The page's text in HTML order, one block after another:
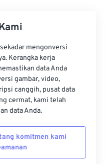
mengonversi
Kerangka kerja
data Anda
gambar, video,
canggih, pusat data
cermat, kami telah
data Anda.
komitmen kami